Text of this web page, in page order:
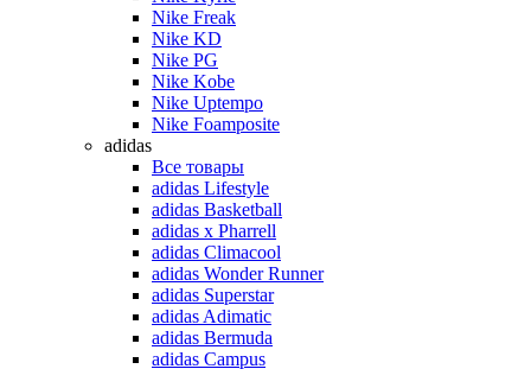
Nike Freak
Nike KD
Nike PG
Nike Kobe
Nike Uptempo
Nike Foamposite
adidas
Все товары
adidas Lifestyle
adidas Basketball
adidas x Pharrell
adidas Climacool
adidas Wonder Runner
adidas Superstar
adidas Adimatic
adidas Bermuda
adidas Campus